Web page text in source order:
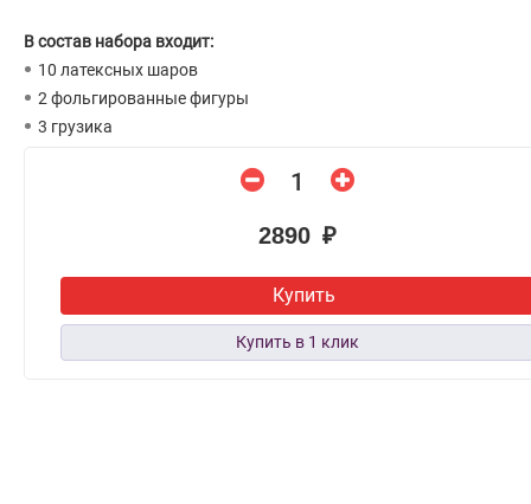
В состав набора входит:
10 латексных шаров
2 фольгированные фигуры
3 грузика
2890 ₽
Купить